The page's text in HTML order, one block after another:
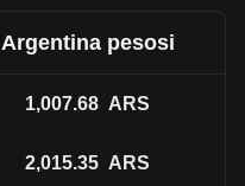
Argentina pesosi
1,007.68 ARS
2,015.35 ARS